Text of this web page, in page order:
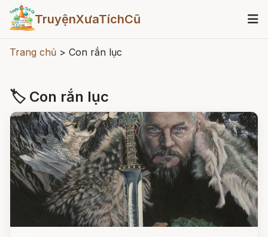
TruyệnXưaTíchCũ
Trang chủ > Con rắn lục
🏷 Con rắn lục